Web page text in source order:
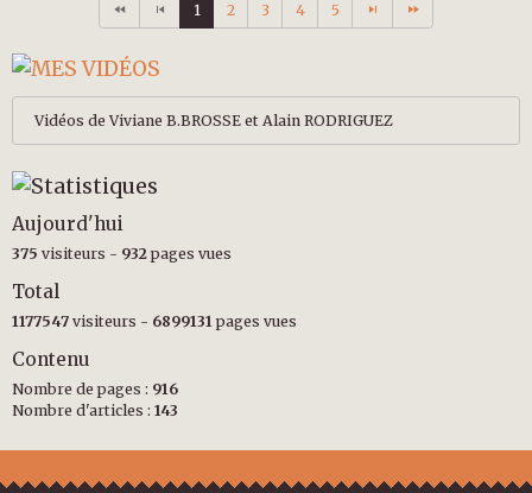
1 2 3 4 5
Vidéos de Viviane B.BROSSE et Alain RODRIGUEZ
Aujourd'hui
375 visiteurs - 932 pages vues
Total
1177547 visiteurs - 6899131 pages vues
Contenu
Nombre de pages : 916
Nombre d'articles : 143